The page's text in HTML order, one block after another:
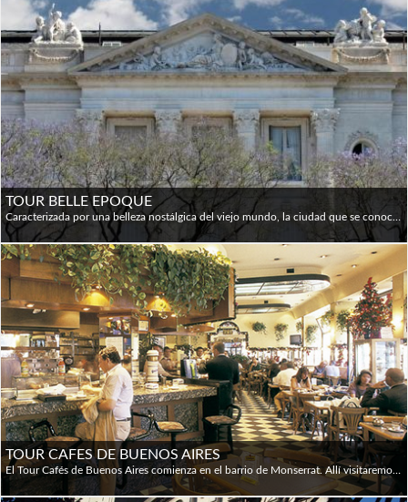
TOUR BELLE EPOQUE
Caracterizada por una belleza nostálgica del viejo mundo, la ciudad que se conoce como el "París del Sur" cuenta con maravillosas joyas arquitectónicas. Exploraremos los elegantes barrios de Recoleta y Retiro con aceras arboladas, palacios de principios de siglo y hermosos edificios de apartamentos. Visitaremos las obras maestras que rodean la extensa Plaza San Martín, un Palacio de Bellas Artes construido como residencia para la familia Anchorena; una imponente mansión inspirada en el Palacio del Louvre, y un rascacielos Art Deco de vanguardia, un hito que fue en el momento de la construcción, en 1936, el edificio de concreto más alto del mundo. El Museo de Artes Decorativas está decorado en estilo ecléctico, incluyendo el neoclásico; Círculo Militar, diseñado en París y construido en Buenos Aires para la familia Paz; la embajada francesa y la embajada brasileña; Palacio de San Martín, hoy en día el Ministerio de Asuntos Exteriores, entre otros hermosos edificios.
TOUR CAFES DE BUENOS AIRES
El Tour Cafés de Buenos Aires comienza en el barrio de Monserrat. Allí visitaremos el Café Puerto Rico, donde se reunían escritores e intelectuales como Paul Groussac y Rafael Obligado. Luego, será el turno del bar que Julio Cortázar menciona en su novela Los Premios: el célebre London City. El recorrido continúa en el tradicional Bar Dorrego, que nos ofrecerá una inigualable vista del encantador barrio de San Telmo. La última parada es el barrio de Almagro. Allí observaremos la lujosa confitería Las Violetas que tiene 80 metros cuadrados de bellísimo vitraux.